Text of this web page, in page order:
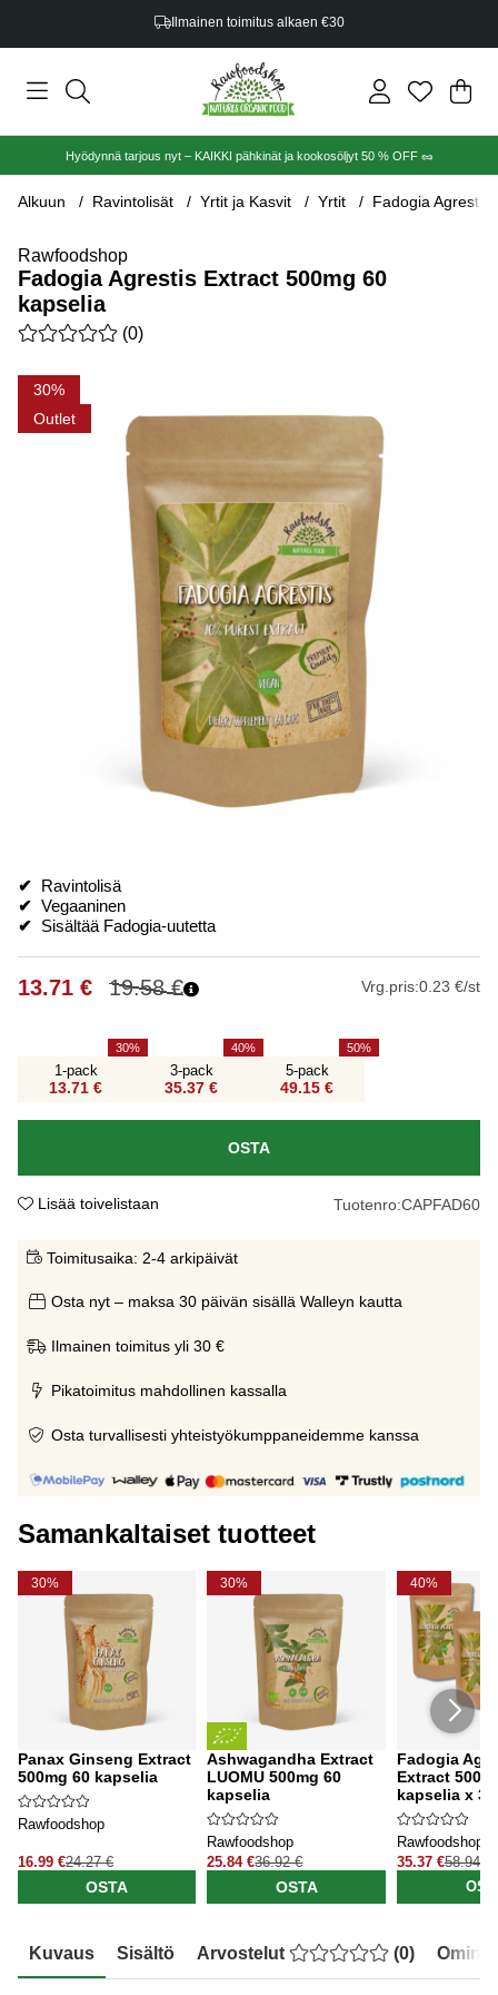
Ilmainen toimitus alkaen €30
.
Hyödynnä tarjous nyt – KAIKKI pähkinät ja kookosöljyt 50 % OFF 🥜
Alkuun Ravintolisät Yrtit ja Kasvit Yrtit Fadogia Agrestis
Rawfoodshop
Fadogia Agrestis Extract 500mg 60
kapselia
Keskiarvoluokitus 0 / 5 Arvioiden määrä 0
(0)
30
Outlet
Tuotekuvat Fadogia Agrestis Extract 500mg 60 kapselia
✔ Ravintolisä
✔ Vegaaninen
✔ Sisältää Fadogia-uutetta
19.58€
13.71 € Vrg.pris:0.23 €/st
1-pack
13.71 €
30
3-pack
35.37 €
40
5-pack
49.15 €
50
OSTA
Lisää toivelistaan Tuotenro:CAPFAD60
Toimitusaika: 2-4 arkipäivät
Osta nyt – maksa 30 päivän sisällä Walleyn kautta
Ilmainen toimitus yli 30 €
Pikatoimitus mahdollinen kassalla
Osta turvallisesti yhteistyökumppaneidemme kanssa
Samankaltaiset tuotteet
30%
Panax Ginseng Extract
500mg 60 kapselia
Rawfoodshop
16.99 €24.27 €
OSTA
30%
Ashwagandha Extract
LUOMU 500mg 60
kapselia
Rawfoodshop
25.84 €36.92 €
OSTA
40%
Fadogia
Extract
kapselia x 3
Rawfoodshop
35.37 €58.94 €
Kuvaus Sisältö Arvostelut (0)